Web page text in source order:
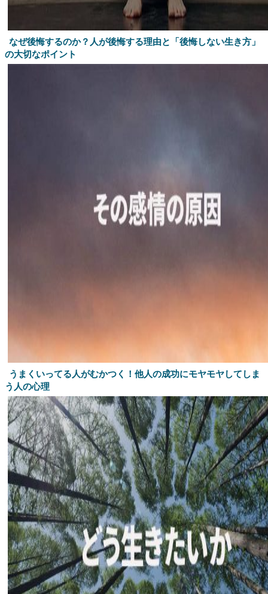
なぜ後悔するのか？人が後悔する理由と「後悔しない生き方」
の大切なポイント
うまくいってる人がむかつく！他人の成功にモヤモヤしてしま
う人の心理